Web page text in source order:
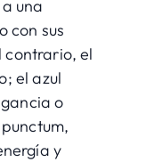
una
con sus
contrario, el
el azul
o
y